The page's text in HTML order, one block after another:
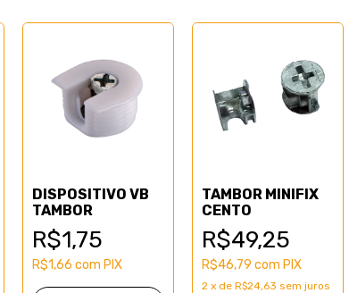
DISPOSITIVO VB
TAMBOR
R$1,75
R$1,66 com PIX
TAMBOR MINIFIX
CENTO
R$49,25
R$46,79 com PIX
2 x de R$24,63 sem juros